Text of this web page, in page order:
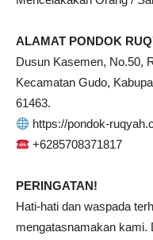
ALAMAT PONDOK
Dusun Kasemen, No.50,
Kecamatan Gudo,
61463.
https://pondok-
+6285708371817
PERINGATAN!
Hati-hati dan waspada
mengatasnamakan kami.